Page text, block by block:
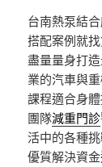
台南熱泵結
搭配案例就
盡量量身打
業的汽車與
課程適合身
團隊減重門診
活中的各種
優質解決資